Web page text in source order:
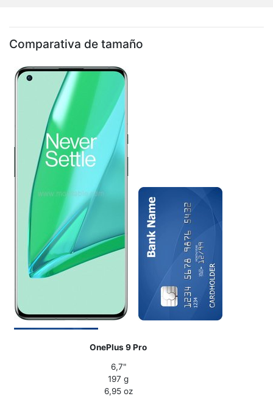
Comparativa de tamaño
OnePlus 9 Pro
6,7"
197 g
6,95 oz